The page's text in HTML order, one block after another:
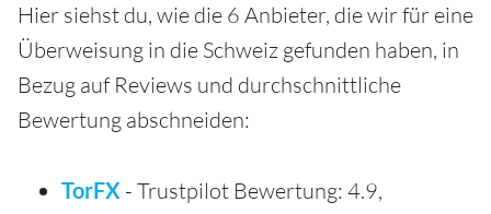
Hier siehst du, wie die 6 Anbieter, die wir für eine
Überweisung in die Schweiz gefunden haben, in
Bezug auf Reviews und durchschnittliche
Bewertung abschneiden:
TorFX - Trustpilot Bewertung: 4.9,